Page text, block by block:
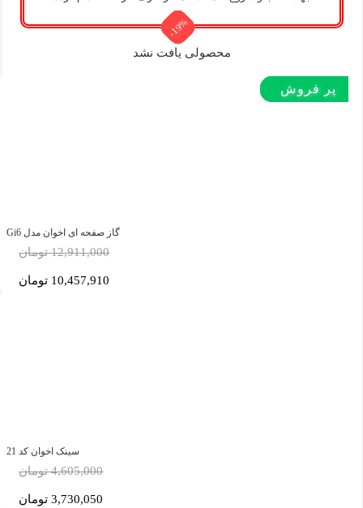
محصولی یافت نشد
گاز صفحه ای اخوان مدل Gi6
-19%
12,911,000 تومان
10,457,910 تومان
سینک اخوان کد 21
-19%
4,605,000 تومان
3,730,050 تومان
پر فروش‌
-5%
پر بازدید
-19%
-19%
-19%
پر بازدید
پر فروش‌
-19%
پر فروش‌
-19%
-19%
پر بازدید
پر فروش‌
-5%
-19%
پر فروش‌
-19%
پر فروش‌